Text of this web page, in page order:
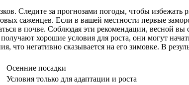
Следите за прогнозами погоды, чтобы избежать
саженцев. Если в вашей местности первые
в почве. Соблюдая эти рекомендации, весной
хорошие условия для роста, они могут
что негативно сказывается на его зимовке. В
Осенние посадки
Условия только для адаптации и роста